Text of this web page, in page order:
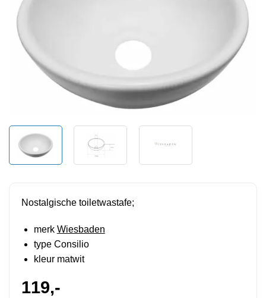
Nostalgische toiletwastafe;
merk Wiesbaden
type Consilio
kleur matwit
119,-